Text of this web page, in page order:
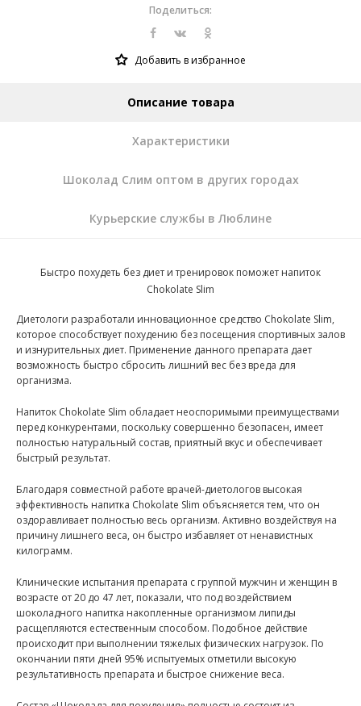
Поделиться:
Добавить в избранное
Описание товара
Характеристики
Шоколад Слим оптом в других городах
Курьерские службы в Люблине
Быстро похудеть без диет и тренировок поможет напиток
Chokolate Slim
Диетологи разработали инновационное средство Chokolate Slim,
которое способствует похудению без посещения спортивных залов
и изнурительных диет. Применение данного препарата дает
возможность быстро сбросить лишний вес без вреда для
организма.
Напиток Chokolate Slim обладает неоспоримыми преимуществами
перед конкурентами, поскольку совершенно безопасен, имеет
полностью натуральный состав, приятный вкус и обеспечивает
быстрый результат.
Благодаря совместной работе врачей-диетологов высокая
эффективность напитка Chokolate Slim объясняется тем, что он
оздоравливает полностью весь организм. Активно воздействуя на
причину лишнего веса, он быстро избавляет от ненавистных
килограмм.
Клинические испытания препарата с группой мужчин и женщин в
возрасте от 20 до 47 лет, показали, что под воздействием
шоколадного напитка накопленные организмом липиды
расщепляются естественным способом. Подобное действие
происходит при выполнении тяжелых физических нагрузок. По
окончании пяти дней 95% испытуемых отметили высокую
результативность препарата и быстрое снижение веса.